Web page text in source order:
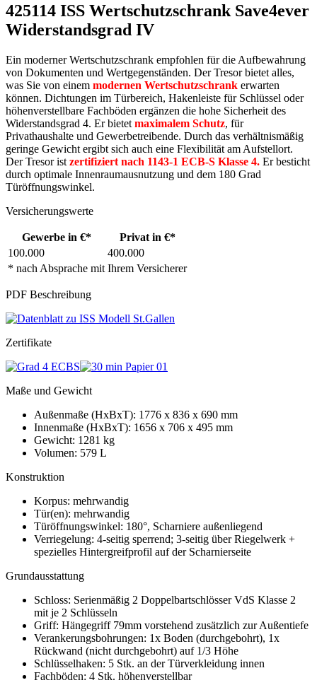
425114 ISS Wertschutzschrank Save4ever
Widerstandsgrad IV
Ein moderner Wertschutzschrank empfohlen für die Aufbewahrung
von Dokumenten und Wertgegenständen. Der Tresor bietet alles,
was Sie von einem modernen Wertschutzschrank erwarten
können. Dichtungen im Türbereich, Hakenleiste für Schlüssel oder
höhenverstellbare Fachböden ergänzen die hohe Sicherheit des
Widerstandsgrad 4. Er bietet maximalem Schutz, für
Privathaushalte und Gewerbetreibende. Durch das verhältnismäßig
geringe Gewicht ergibt sich auch eine Flexibilität am Aufstellort.
Der Tresor ist zertifiziert nach 1143-1 ECB-S Klasse 4. Er besticht
durch optimale Innenraumausnutzung und dem 180 Grad
Türöffnungswinkel.
Versicherungswerte
Gewerbe in €* Privat in €*
* nach Absprache mit Ihrem Versicherer
100.000 400.000
PDF Beschreibung
Zertifikate
Maße und Gewicht
Außenmaße (HxBxT): 1776 x 836 x 690 mm
Innenmaße (HxBxT): 1656 x 706 x 495 mm
Gewicht: 1281 kg
Volumen: 579 L
Konstruktion
Korpus: mehrwandig
Tür(en): mehrwandig
Türöffnungswinkel: 180°, Scharniere außenliegend
Verriegelung: 4-seitig sperrend; 3-seitig über Riegelwerk +
spezielles Hintergreifprofil auf der Scharnierseite
Grundausstattung
Schloss: Serienmäßig 2 Doppelbartschlösser VdS Klasse 2
mit je 2 Schlüsseln
Griff: Hängegriff 79mm vorstehend zusätzlich zur Außentiefe
Verankerungsbohrungen: 1x Boden (durchgebohrt), 1x
Rückwand (nicht durchgebohrt) auf 1/3 Höhe
Schlüsselhaken: 5 Stk. an der Türverkleidung innen
Fachböden: 4 Stk. höhenverstellbar